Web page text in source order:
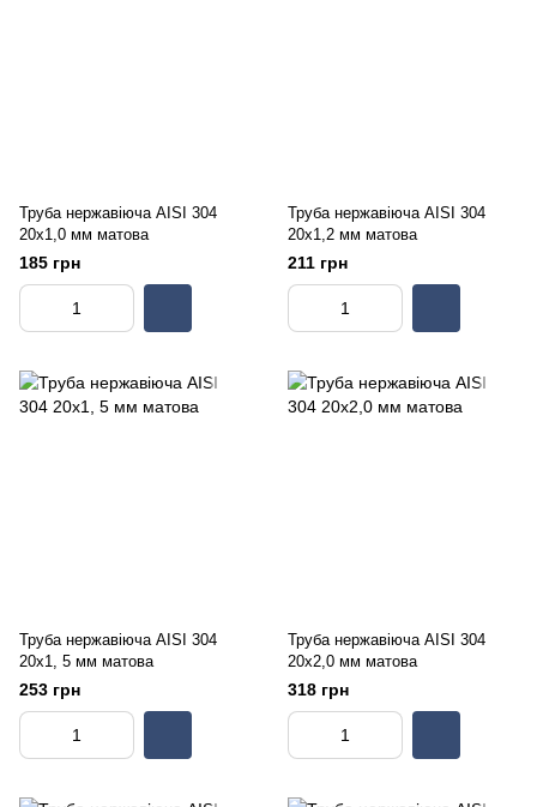
Труба нержавіюча AISI 304
20х1,0 мм матова
185 грн
Труба нержавіюча AISI 304
20х1,2 мм матова
211 грн
Труба нержавіюча AISI 304
20х1, 5 мм матова
253 грн
Труба нержавіюча AISI 304
20х2,0 мм матова
318 грн